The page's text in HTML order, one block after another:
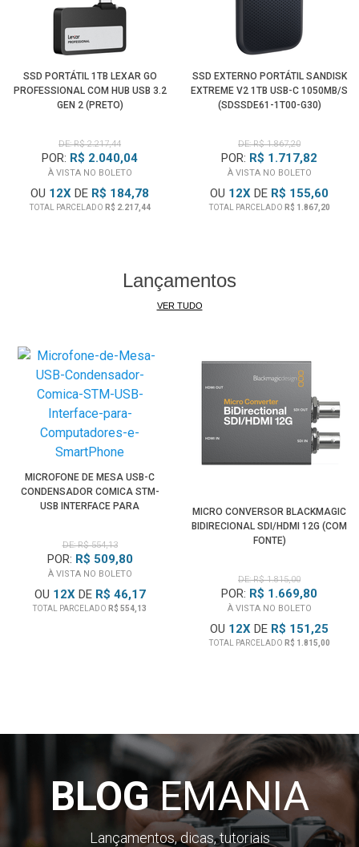
O Cabo USB-C (Type-C) para USB-C incluído e o Cabo USB-C
incômodo de comprar adaptadores adicionais.
SSD PORTÁTIL 1TB LEXAR GO
PROFESSIONAL COM HUB USB 3.2
GEN 2 (PRETO)
DE: R$ 2.217,44
POR: R$ 2.040,04
À VISTA NO BOLETO
OU 12X DE R$ 184,78
TOTAL PARCELADO R$ 2.217,44
SSD EXTERNO PORTÁTIL SANDISK
EXTREME V2 1TB USB-C 1050MB/S
(SDSSDE61-1T00-G30)
DE: R$ 1.867,20
POR: R$ 1.717,82
À VISTA NO BOLETO
OU 12X DE R$ 155,60
TOTAL PARCELADO R$ 1.867,20
Lançamentos
VER TUDO
MICROFONE DE MESA USB-C
CONDENSADOR COMICA STM-
USB INTERFACE PARA
DE: R$ 554,13
POR: R$ 509,80
À VISTA NO BOLETO
OU 12XDE R$ 46,17
TOTAL PARCELADO R$ 554,13
MICRO CONVERSOR BLACKMAGIC
BIDIRECIONAL SDI/HDMI 12G (COM
FONTE)
DE: R$ 1.815,00
POR: R$ 1.669,80
À VISTA NO BOLETO
OU 12X DE R$ 151,25
TOTAL PARCELADO R$ 1.815,00
BLOGEMANIA
Lançamentos, dicas, tutoriais